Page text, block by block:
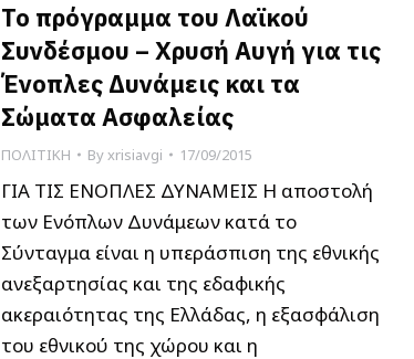
Το πρόγραμμα του Λαϊκού
Συνδέσμου – Χρυσή Αυγή για τις
Ένοπλες Δυνάμεις και τα
Σώματα Ασφαλείας
ΠΟΛΙΤΙΚΗ Byxrisiavgi 17/09/2015
ΓΙΑ ΤΙΣ ΕΝΟΠΛΕΣ ΔΥΝΑΜΕΙΣ Η αποστολή
των Ενόπλων Δυνάμεων κατά το
Σύνταγμα είναι η υπεράσπιση της εθνικής
ανεξαρτησίας και της εδαφικής
ακεραιότητας της Ελλάδας, η εξασφάλιση
του εθνικού της χώρου και η